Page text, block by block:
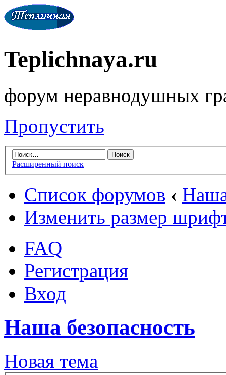
Teplichnaya.ru
форум неравнодушных
Пропустить
Расширенный поиск
Список форумов ‹
Изменить размер
FAQ
Регистрация
Вход
Наша безопасность
Новая тема